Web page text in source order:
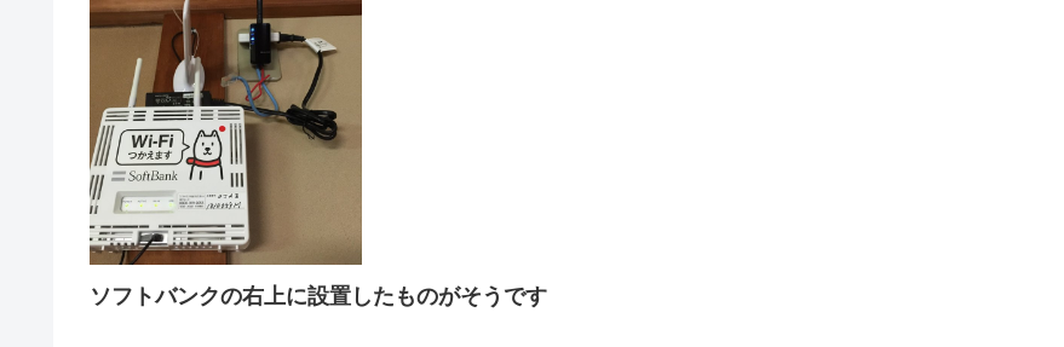
ソフトバンクの右上に設置したものがそうです